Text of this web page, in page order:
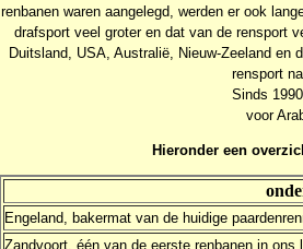
renbanen waren aangelegd, werden er ook
drafsport veel groter en dat van de rensport
Duitsland, USA, Australië, Nieuw-Zeeland
rensport
Sinds
voor
Hieronder een
Engeland, bakermat van de huidige
Zandvoort, één van de eerste renbanen in ons